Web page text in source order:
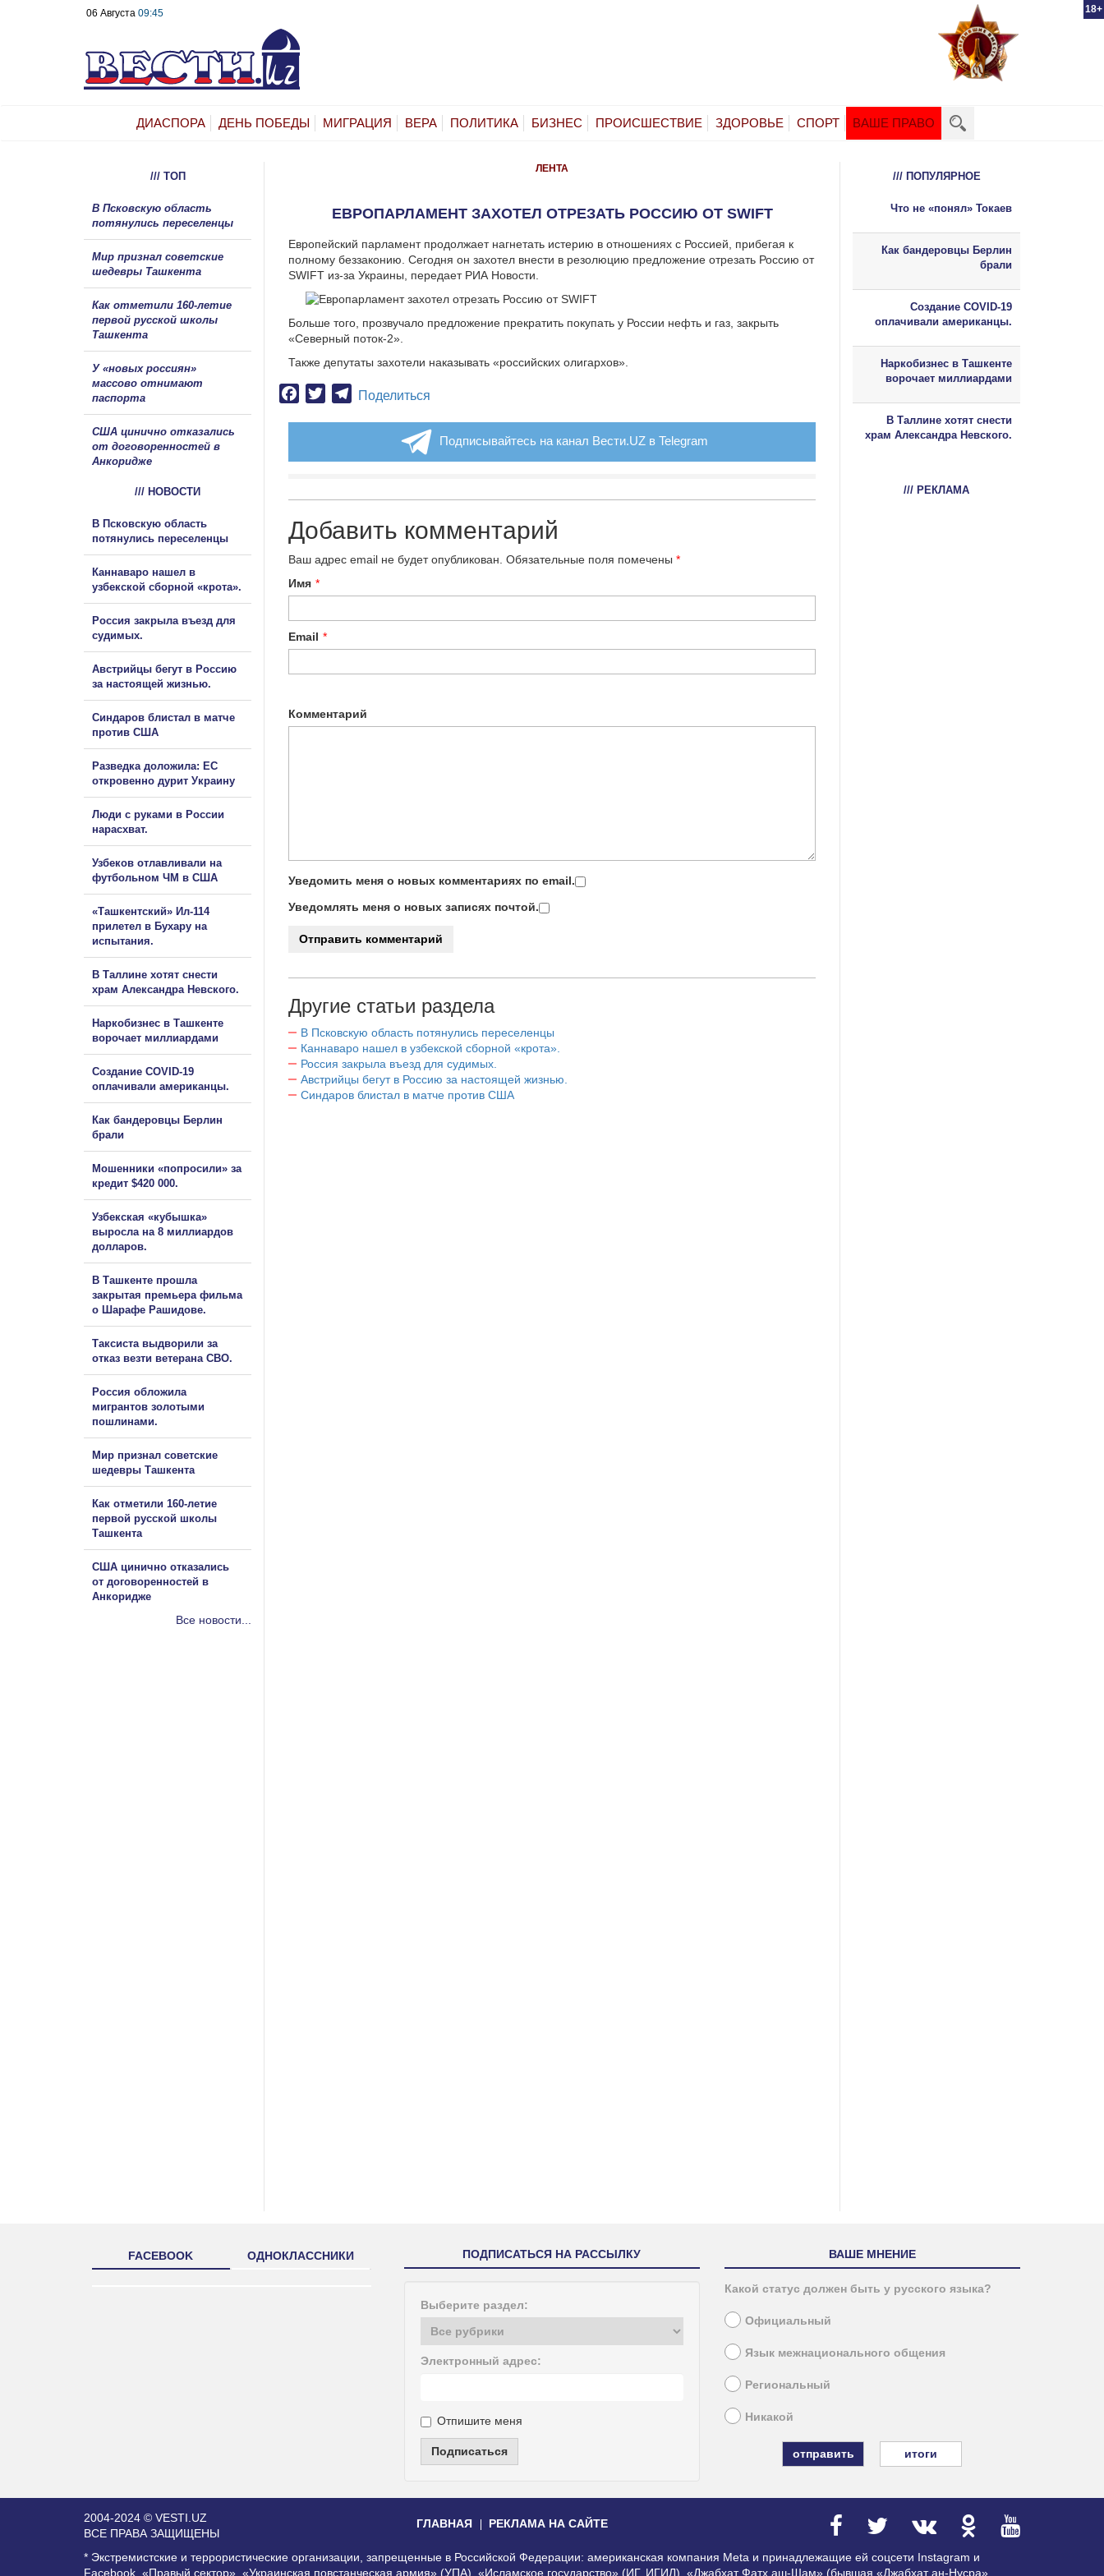
18+
06 Августа 09:45
ДИАСПОРА ДЕНЬ ПОБЕДЫ МИГРАЦИЯ ВЕРА ПОЛИТИКА БИЗНЕС ПРОИСШЕСТВИЕ ЗДОРОВЬЕ СПОРТ ВАШЕ ПРАВО
ЛЕНТА
ЕВРОПАРЛАМЕНТ ЗАХОТЕЛ ОТРЕЗАТЬ РОССИЮ ОТ SWIFT
Европейский парламент продолжает нагнетать истерию в отношениях с Россией, прибегая к
полному беззаконию. Сегодня он захотел внести в резолюцию предложение отрезать Россию от
SWIFT из-за Украины, передает РИА Новости.
Больше того, прозвучало предложение прекратить покупать у России нефть и газ, закрыть
«Северный поток-2».
Также депутаты захотели наказывать «российских олигархов».
Facebook
TwitterTelegram
Поделиться
Подписывайтесь на канал Вести.UZ в Telegram
Добавить комментарий
Ваш адрес email не будет опубликован. Обязательные поля помечены *
Имя *
Email *
Комментарий
Уведомить меня о новых комментариях по email.
Уведомлять меня о новых записях почтой.
Другие статьи раздела
В Псковскую область потянулись переселенцы
Каннаваро нашел в узбекской сборной «крота».
Россия закрыла въезд для судимых.
Австрийцы бегут в Россию за настоящей жизнью.
Синдаров блистал в матче против США
/// ТОП
В Псковскую область
потянулись переселенцы
Мир признал советские
шедевры Ташкента
Как отметили 160-летие
первой русской школы
Ташкента
У «новых россиян»
массово отнимают
паспорта
США цинично отказались
от договоренностей в
Анкоридже
/// НОВОСТИ
В Псковскую область
потянулись переселенцы
Каннаваро нашел в
узбекской сборной «крота».
Россия закрыла въезд для
судимых.
Австрийцы бегут в Россию
за настоящей жизнью.
Синдаров блистал в матче
против США
Разведка доложила: ЕС
откровенно дурит Украину
Люди с руками в России
нарасхват.
Узбеков отлавливали на
футбольном ЧМ в США
«Ташкентский» Ил-114
прилетел в Бухару на
испытания.
В Таллине хотят снести
храм Александра Невского.
Наркобизнес в Ташкенте
ворочает миллиардами
Создание COVID-19
оплачивали американцы.
Как бандеровцы Берлин
брали
Мошенники «попросили» за
кредит $420 000.
Узбекская «кубышка»
выросла на 8 миллиардов
долларов.
В Ташкенте прошла
закрытая премьера фильма
о Шарафе Рашидове.
Таксиста выдворили за
отказ везти ветерана СВО.
Россия обложила
мигрантов золотыми
пошлинами.
Мир признал советские
шедевры Ташкента
Как отметили 160-летие
первой русской школы
Ташкента
США цинично отказались
от договоренностей в
Анкоридже
Все новости...
/// ПОПУЛЯРНОЕ
Что не «понял» Токаев
Как бандеровцы Берлин
брали
Создание COVID-19
оплачивали американцы.
Наркобизнес в Ташкенте
ворочает миллиардами
В Таллине хотят снести
храм Александра Невского.
/// РЕКЛАМА
FACEBOOK ОДНОКЛАССНИКИ ПОДПИСАТЬСЯ НА РАССЫЛКУ
Выберите раздел:
Электронный адрес:
Отпишите меня
Подписаться
ВАШЕ МНЕНИЕ
Какой статус должен быть у русского языка?
Официальный
Язык межнационального общения
Региональный
Никакой
итоги
2004-2024 © VESTI.UZ
ВСЕ ПРАВА ЗАЩИЩЕНЫ
ГЛАВНАЯ РЕКЛАМА НА САЙТЕ
* Экстремистские и террористические организации, запрещенные в Российской Федерации: американская компания Meta и принадлежащие ей соцсети Instagram и
Facebook, «Правый сектор», «Украинская повстанческая армия» (УПА), «Исламское государство» (ИГ, ИГИЛ), «Джабхат Фатх аш-Шам» (бывшая «Джабхат ан-Нусра»,